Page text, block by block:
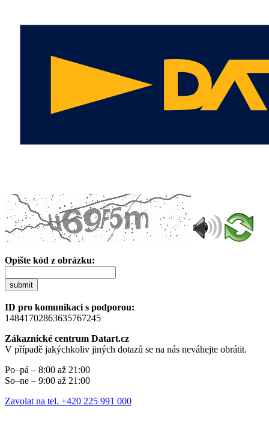
Opište kód z obrázku:
submit
ID pro komunikaci s podporou:
14841702863635767245
Zákaznické centrum Datart.cz
V případě jakýchkoliv jiných dotazů se na nás neváhejte obrátit.
Po–pá – 8:00 až 21:00
So–ne – 9:00 až 21:00
Zavolat na tel. +420 225 991 000